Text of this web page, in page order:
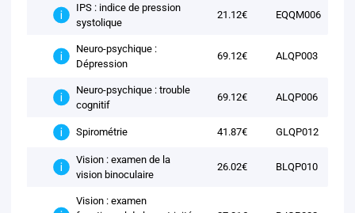
IPS : indice de pression
systolique
21.12€ EQQM006
Neuro-psychique :
Dépression
69.12€ ALQP003
Neuro-psychique : trouble
cognitif
69.12€ ALQP006
Spirométrie 41.87€ GLQP012
Vision : examen de la
vision binoculaire
26.02€ BLQP010
Vision : examen